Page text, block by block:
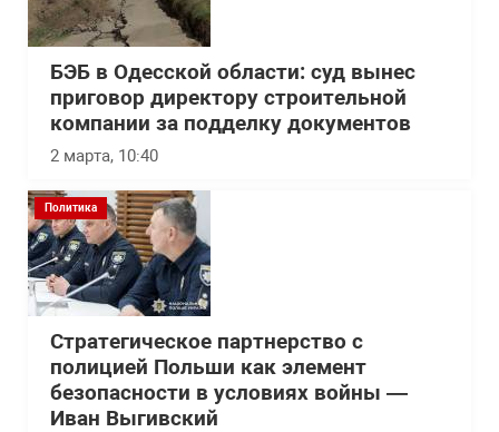
БЭБ в Одесской области: суд вынес
приговор директору строительной
компании за подделку документов
2 марта, 10:40
Политика
Стратегическое партнерство с
полицией Польши как элемент
безопасности в условиях войны —
Иван Выгивский